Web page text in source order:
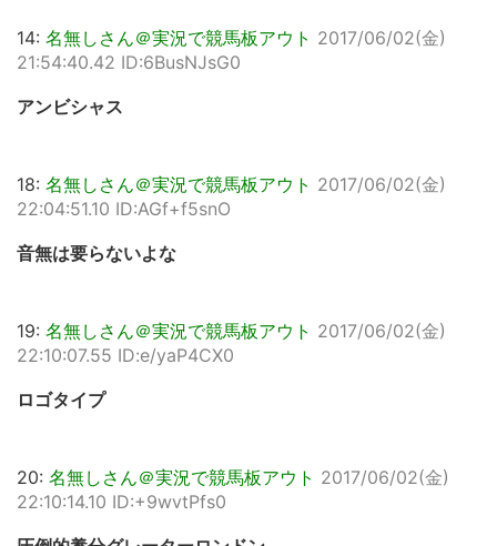
14: 名無しさん＠実況で競馬板アウト 2017/06/02(金)
21:54:40.42 ID:6BusNJsG0
アンビシャス
18: 名無しさん＠実況で競馬板アウト 2017/06/02(金)
22:04:51.10 ID:AGf+f5snO
音無は要らないよな
19: 名無しさん＠実況で競馬板アウト 2017/06/02(金)
22:10:07.55 ID:e/yaP4CX0
ロゴタイプ
20: 名無しさん＠実況で競馬板アウト 2017/06/02(金)
22:10:14.10 ID:+9wvtPfs0